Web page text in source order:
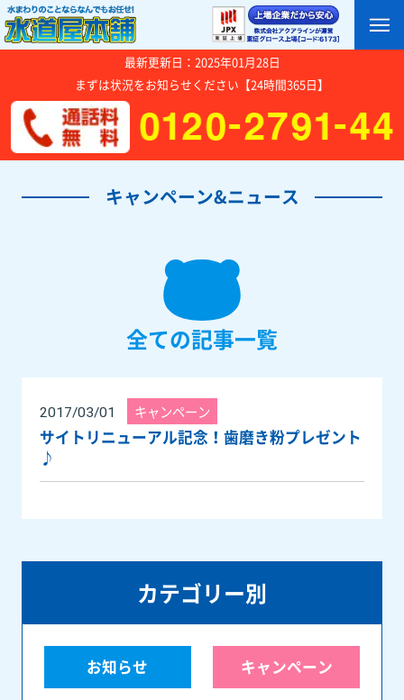
最新更新日：2025年01月28日
まずは状況をお知らせください【24時間365日】
キャンペーン&ニュース
全ての記事一覧
2017/03/01 キャンペーン
サイトリニューアル記念！歯磨き粉プレゼント
♪
カテゴリー別
お知らせ キャンペーン